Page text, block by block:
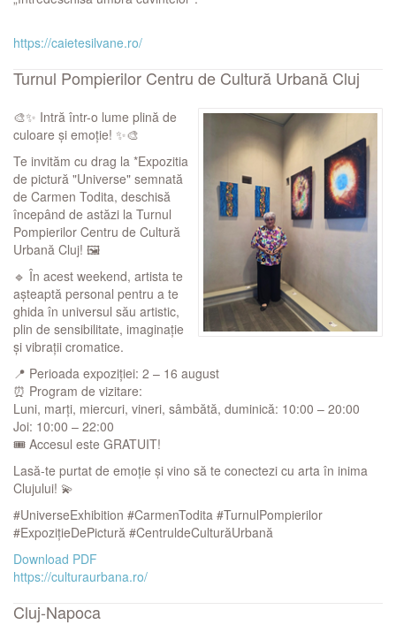
https://caietesilvane.ro/
Turnul Pompierilor Centru de Cultură Urbană Cluj
🎨✨ Intră într-o lume plină de
culoare și emoție! ✨🎨
Te invităm cu drag la *Expozitia
de pictură "Universe" semnată
de Carmen Todita, deschisă
începând de astăzi la Turnul
Pompierilor Centru de Cultură
Urbană Cluj! 🖼️
🔹 În acest weekend, artista te
așteaptă personal pentru a te
ghida în universul său artistic,
plin de sensibilitate, imaginație
și vibrații cromatice.
📍 Perioada expoziției: 2 – 16 august
⏰ Program de vizitare:
Luni, marți, miercuri, vineri, sâmbătă, duminică: 10:00 – 20:00
Joi: 10:00 – 22:00
🎟️ Accesul este GRATUIT!
Lasă-te purtat de emoție și vino să te conectezi cu arta în inima
Clujului! 💫
#UniverseExhibition #CarmenTodita #TurnulPompierilor
#ExpozițieDePictură #CentruldeCulturăUrbană
Download PDF
https://culturaurbana.ro/
Cluj-Napoca